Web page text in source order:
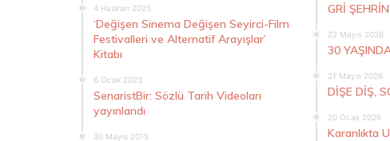
4 Haziran 2025
‘Değişen Sinema Değişen Seyirci-Film
Festivalleri ve Alternatif Arayışlar’
Kitabı
6 Ocak 2023
SenaristBir: Sözlü Tarih Videoları
yayınlandı
30 Mayıs 2015
GRİ
22 Mayıs 2026
30
21 Mayıs 2026
DİŞE DİŞ,
20 Ocak 2026
Karanlıkta